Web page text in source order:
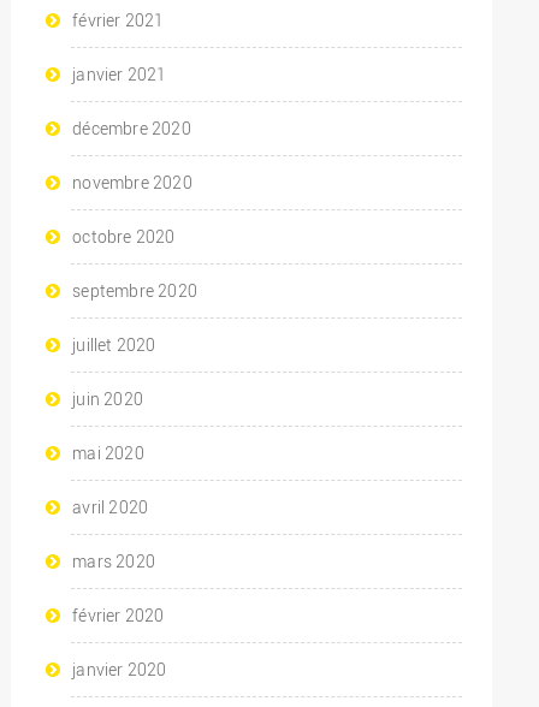
février 2021
janvier 2021
décembre 2020
novembre 2020
octobre 2020
septembre 2020
juillet 2020
juin 2020
mai 2020
avril 2020
mars 2020
février 2020
janvier 2020